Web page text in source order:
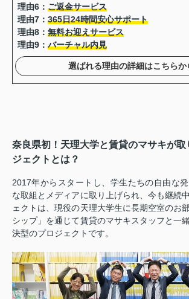
理由6：ご返金サービス
理由7：365日24時間安心サポート
理由8：無料お迎えサービス
理由9：バーチャル内見
選ばれる理由の詳細はこちらか
奈良県初！天理大学と賃貸のマサキが取
ジェクトとは？
2017年からスタートし、学生たちの自由な
な取組とメディアに取り上げられ、今も継続
ェクトは、現役の天理大学生に長期空室のお
シップ」を通じて賃貸のマサキスタッフと一
決型のプロジェクトです。